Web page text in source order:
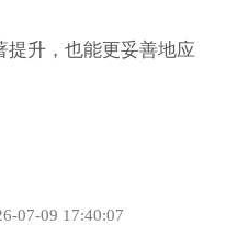
提升，也能更妥善地应
07-09 17:40:07